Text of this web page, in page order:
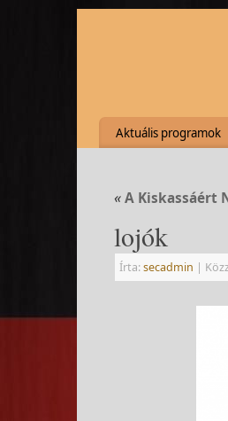
Aktuális programok
«A Kiskassáért
lojók
Írta:secadmin |